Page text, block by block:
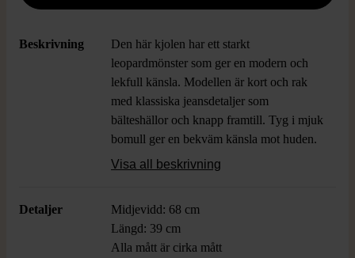
Beskrivning
Den här kjolen har ett starkt
leopardmönster som ger en modern och
lekfull känsla. Modellen är kort och rak
med klassiska jeansdetaljer som
bälteshällor och knapp framtill. Tyg i mjuk
bomull ger en bekväm känsla mot huden.
Perfekt för dig som gillar statement pieces
Visa all beskrivning
Detaljer
Midjevidd: 68 cm
Längd: 39 cm
Alla mått är cirka mått